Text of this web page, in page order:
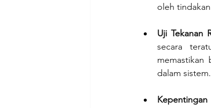
oleh
Uji Tekanan
secara
memastikan
dalam sistem.